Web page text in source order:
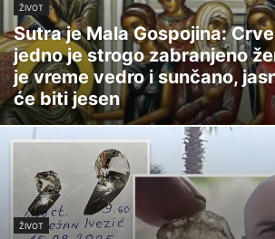
ŽIVOT
Sutra je Mala Gospojina:
jedno je strogo zabranjeno
je vreme vedro i sunčano,
će biti jesen
ŽIVOT